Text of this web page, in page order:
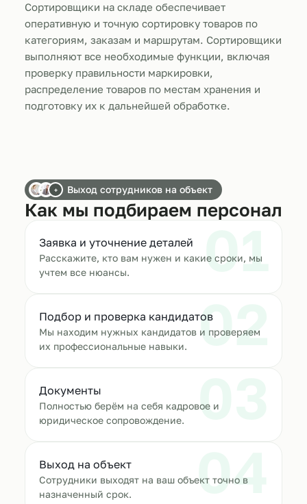
Сортировщики на складе обеспечивает
оперативную и точную сортировку товаров по
категориям, заказам и маршрутам. Сортировщики
выполняют все необходимые функции, включая
проверку правильности маркировки,
распределение товаров по местам хранения и
подготовку их к дальнейшей обработке.
+ Выход сотрудников на объект
Как мы подбираем персонал
01
Заявка и уточнение деталей
Расскажите, кто вам нужен и какие сроки, мы
учтем все нюансы.
02
Подбор и проверка кандидатов
Мы находим нужных кандидатов и проверяем
их профессиональные навыки.
03
Документы
Полностью берём на себя кадровое и
юридическое сопровождение.
04
Выход на объект
Сотрудники выходят на ваш объект точно в
назначенный срок.